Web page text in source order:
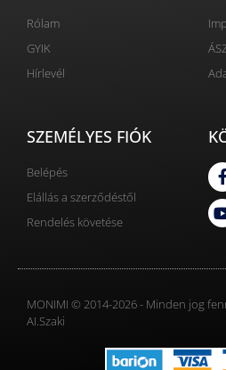
Rólam
GYIK
Hírlevél
SZEMÉLYES FIÓK
Belépés
Elállás a szerződéstől
Rendelés követése
MONIMI © 2014-2026 - Minden jog
AI.Szaki